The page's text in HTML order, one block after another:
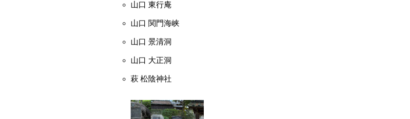
山口 東行庵
山口 関門海峡
山口 景清洞
山口 大正洞
萩 松陰神社